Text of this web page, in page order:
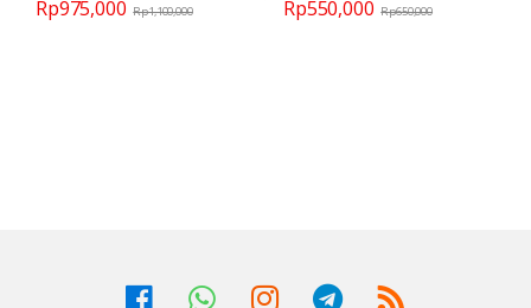
Rp975,000 Rp1,100,000 Rp550,000 Rp650,000